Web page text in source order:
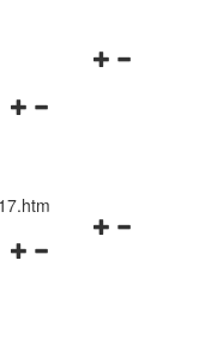
Navigationsmenü
Navigationsmenü